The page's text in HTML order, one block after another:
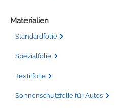
Materialien
Standardfolie
Spezialfolie
Textilfolie
Sonnenschutzfolie für Autos